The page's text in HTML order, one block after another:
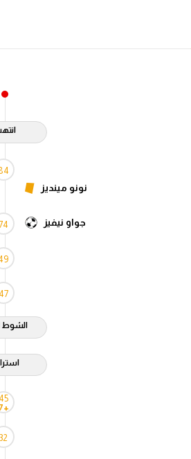
نونو مينديز
جواو نيفيز
47
الشوط
45
+7
32